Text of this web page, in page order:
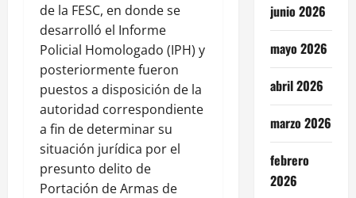
de la FESC, en donde se
desarrolló el Informe
Policial Homologado (IPH) y
posteriormente fueron
puestos a disposición de la
autoridad correspondiente
a fin de determinar su
situación jurídica por el
presunto delito de
Portación de Armas de
junio 2026
mayo 2026
abril 2026
marzo 2026
febrero
2026